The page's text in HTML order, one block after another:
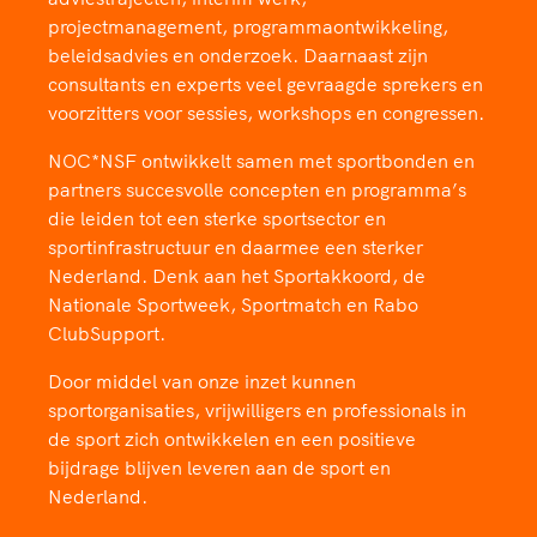
Sportonderzoek
Sportakkoord II
Game Changer
TeamNL kids
Olympische geschiedenis
Nieuwspagina
Sport gaat niet vanzelf
Veilige en integere sport
Diversiteit en inclusie
Gezonde sportomgeving
Duurzaamheid
Bekwaam sportkader
Vitale clubs en bestuurlijk kader
Sportmatch
Clubacties
Handboek Wet- en Regelgeving
Opleidingen en trainingen
High5 Stappenplan
Ruimte voor sport
TeamNL Academie Kalender
Kennisaanbod TeamNL Experts
TeamNL Sport Science Centre
Olympische Spelen LA28
Paralympische Spelen LA28
Europese Spelen Istanbul 2027
Topsportfinanciering
Maatschappelijke waarde topsport
Top teamsportcompetities
projectmanagement, programmaontwikkeling,
beleidsadvies en onderzoek. Daarnaast zijn
consultants en experts veel gevraagde sprekers en
voorzitters voor sessies, workshops en congressen.
NOC*NSF ontwikkelt samen met sportbonden en
partners succesvolle concepten en programma’s
die leiden tot een sterke sportsector en
sportinfrastructuur en daarmee een sterker
Nederland. Denk aan het Sportakkoord, de
Nationale Sportweek, Sportmatch en Rabo
ClubSupport.
Door middel van onze inzet kunnen
sportorganisaties, vrijwilligers en professionals in
de sport zich ontwikkelen en een positieve
bijdrage blijven leveren aan de sport en
Nederland.